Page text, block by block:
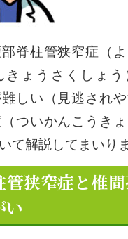
脊柱管狭窄症（
きょうさくしょう
しい（見逃され
ついかんこうき
て解説してまいり
管狭窄症と椎
い